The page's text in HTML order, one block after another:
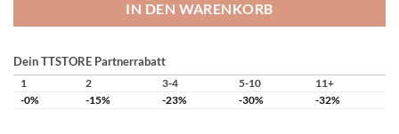
IN DEN WARENKORB
Dein TTSTORE Partnerrabatt
1 2 3-4 5-10
11+
-0%
-15% -23% -30% -32%